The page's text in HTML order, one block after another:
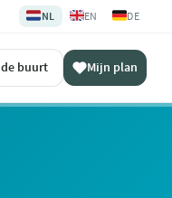
🇳🇱NL 🇬🇧EN 🇩🇪DE
buurt Mijn plan